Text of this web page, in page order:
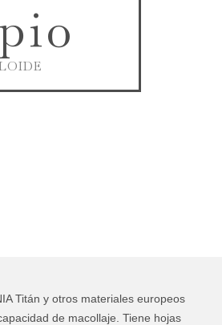
Titán y otros materiales europeos
de macollaje. Tiene hojas